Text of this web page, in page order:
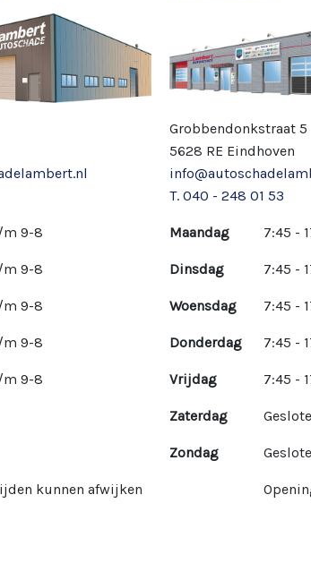
m 9-8
m 9-8
m 9-8
m 9-8
m 9-8
kunnen afwijken
Grobbendonkstraat 5
5628 RE Eindhoven
T. 040 - 248 01 53
Maandag 7:45 -
Dinsdag 7:45 -
Woensdag 7:45 -
Donderdag 7:45 -
Vrijdag 7:45 -
Zaterdag
Zondag